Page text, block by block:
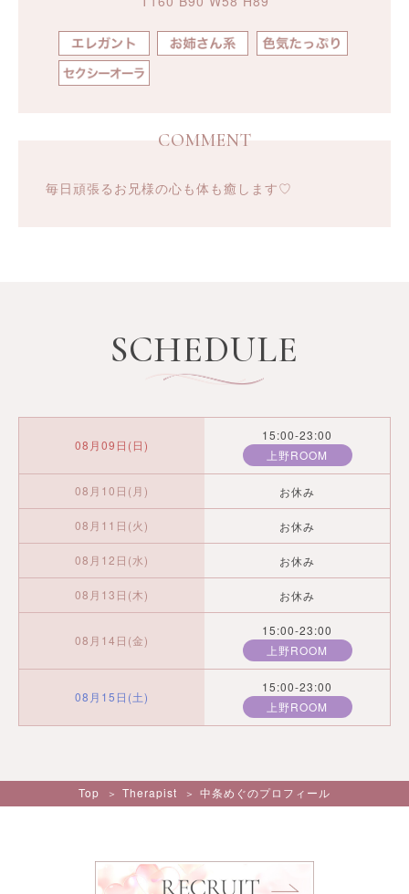
COMMENT
毎日頑張るお兄様の心も体も癒します♡
SCHEDULE
08月09日(日)
15:00-23:00
上野ROOM
08月10日(月) お休み
08月11日(火) お休み
08月12日(水) お休み
08月13日(木) お休み
08月14日(金)
15:00-23:00
上野ROOM
08月15日(土)
15:00-23:00
上野ROOM
Top Therapist 中条めぐのプロフィール